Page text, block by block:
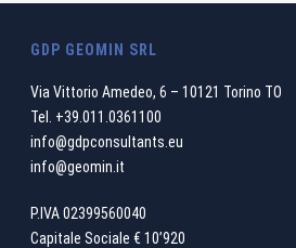
GDP GEOMIN SRL
Via Vittorio Amedeo, 6 – 10121 Torino TO
Tel. +39.011.0361100
info@gdpconsultants.eu
info@geomin.it
P.IVA 02399560040
Capitale Sociale € 10’920